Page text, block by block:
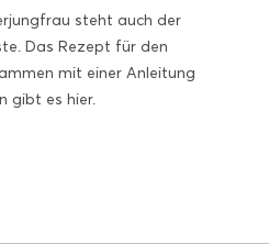
steht auch der
Das Rezept für den
mit einer Anleitung
gibt es hier.